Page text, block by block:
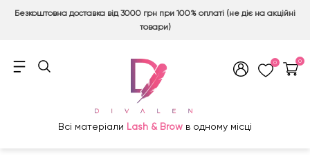
Безкоштовна доставка від 3000 грн при 100% оплаті (не діє на акційні
товари)
0 0
Всі матеріали Lash & Brow в одному місці